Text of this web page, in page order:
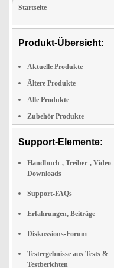
Startseite
Produkt-Übersicht:
Aktuelle Produkte
Ältere Produkte
Alle Produkte
Zubehör Produkte
Support-Elemente:
Handbuch-, Treiber-, Video-
Downloads
Support-FAQs
Erfahrungen, Beiträge
Diskussions-Forum
Testergebnisse aus Tests &
Testberichten